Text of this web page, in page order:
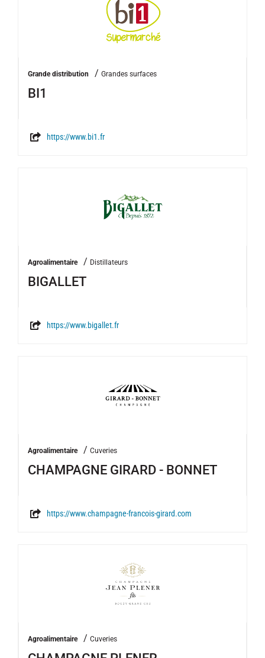
Grande distribution / Grandes surfaces
BI1
https://www.bi1.fr
Agroalimentaire / Distillateurs
BIGALLET
https://www.bigallet.fr
Agroalimentaire / Cuveries
CHAMPAGNE GIRARD - BONNET
https://www.champagne-francois-girard.com
Agroalimentaire / Cuveries